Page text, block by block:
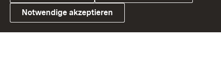
Link zum Landesportal
Notwendige akzeptieren